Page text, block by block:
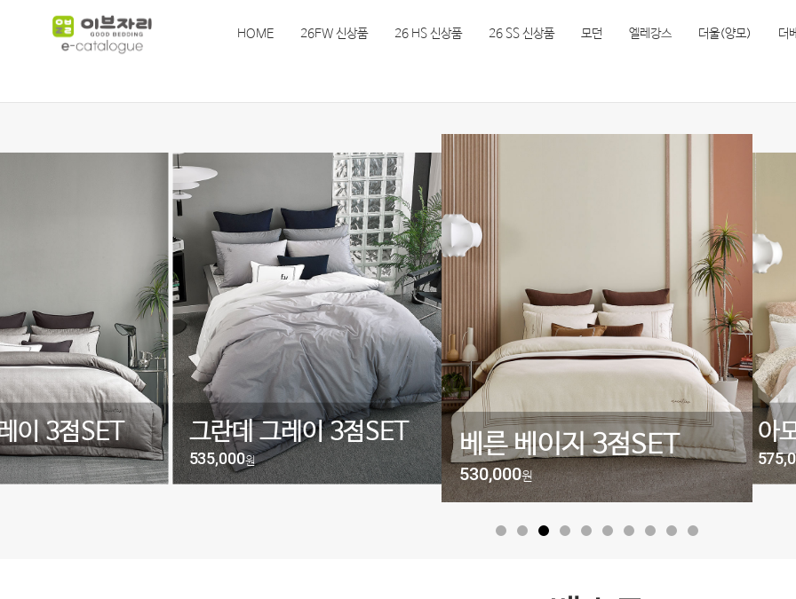
HOME 26FW 신상품 26 HS 신상품 26 SS 신상품 모던 엘레강스 더울(양모) 더
이 3점SET 그란데 그레이 3점SET
535,000원
베른 베이지 3점SET
530,000원
아